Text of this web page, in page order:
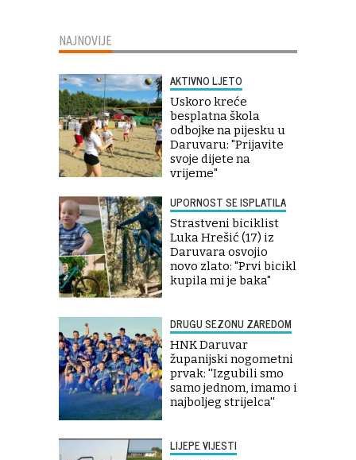
NAJNOVIJE
AKTIVNO LJETO
Uskoro kreće
besplatna škola
odbojke na pijesku u
Daruvaru: "Prijavite
svoje dijete na
vrijeme"
UPORNOST SE ISPLATILA
Strastveni biciklist
Luka Hrešić (17) iz
Daruvara osvojio
novo zlato: "Prvi bicikl
kupila mi je baka"
DRUGU SEZONU ZAREDOM
HNK Daruvar
županijski nogometni
prvak: ''Izgubili smo
samo jednom, imamo i
najboljeg strijelca''
LIJEPE VIJESTI